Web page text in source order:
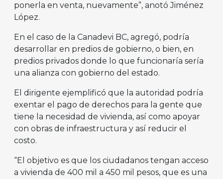
ponerla en venta, nuevamente”, anotó Jiménez
López.
En el caso de la Canadevi BC, agregó, podría
desarrollar en predios de gobierno, o bien, en
predios privados donde lo que funcionaría sería
una alianza con gobierno del estado.
El dirigente ejemplificó que la autoridad podría
exentar el pago de derechos para la gente que
tiene la necesidad de vivienda, así como apoyar
con obras de infraestructura y así reducir el
costo.
“El objetivo es que los ciudadanos tengan acceso
a vivienda de 400 mil a 450 mil pesos, que es una